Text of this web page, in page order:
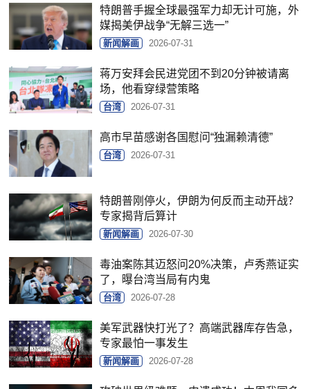
特朗普手握全球最强军力却无计可施，外
媒揭美伊战争“无解三选一”
新闻解画 2026-07-31
蒋万安拜会民进党团不到20分钟被请离
场，他看穿绿营策略
台湾 2026-07-31
高市早苗感谢各国慰问“独漏赖清德”
台湾 2026-07-31
特朗普刚停火，伊朗为何反而主动开战？
专家揭背后算计
新闻解画 2026-07-30
毒油案陈其迈怒问20%决策，卢秀燕证实
了，曝台湾当局有内鬼
台湾 2026-07-28
美军武器快打光了？高端武器库存告急，
专家最怕一事发生
新闻解画 2026-07-28